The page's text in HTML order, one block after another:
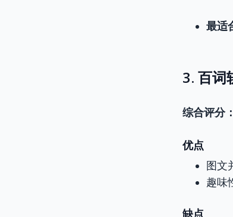
最适
3. 百词
综合评分
优点
图文
趣味
缺点